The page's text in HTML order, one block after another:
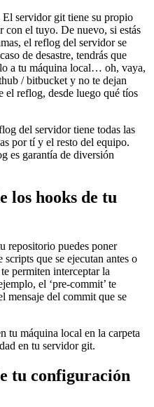
servidor git tiene su propio
el tuyo. De nuevo, si estás
el reflog del servidor se
de desastre, tendrás que
a tu máquina local… oh, vaya,
/ bitbucket y no te dejan
el reflog, desde luego qué tíos
del servidor tiene todas las
por tí y el resto del equipo.
es garantía de diversión
los hooks de tu
repositorio puedes poner
que se ejecutan antes o
permiten interceptar la
el ‘pre-commit’ te
mensaje del commit que se
tu máquina local en la carpeta
en tu servidor git.
tu configuración